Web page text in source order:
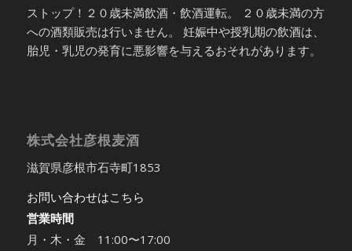
ストップ！２０歳未満飲酒・飲酒運転。 ２０歳未満の方
への酒類販売は行いません。 妊娠中や授乳期の飲酒は、
胎児・乳児の発育に悪影響を与えるおそれがあります。
株式会社彦根麦酒
滋賀県彦根市石寺町1853
お問い合わせはこちら
営業時間
月・木・金 11:00〜17:00